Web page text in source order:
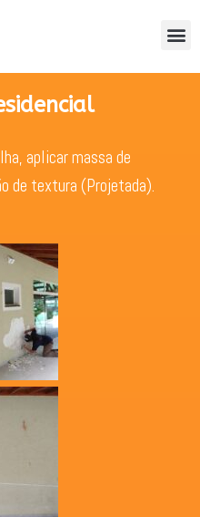
aplicar massa de
de textura (Projetada).